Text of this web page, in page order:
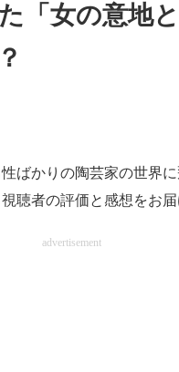
「女の意地
ばかりの陶芸家の世界
聴者の評価と感想をお届
advertisement